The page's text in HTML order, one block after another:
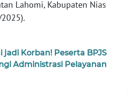
Lahomi, Kabupaten Nias
jadi Korban! Peserta BPJS
Administrasi Pelayanan